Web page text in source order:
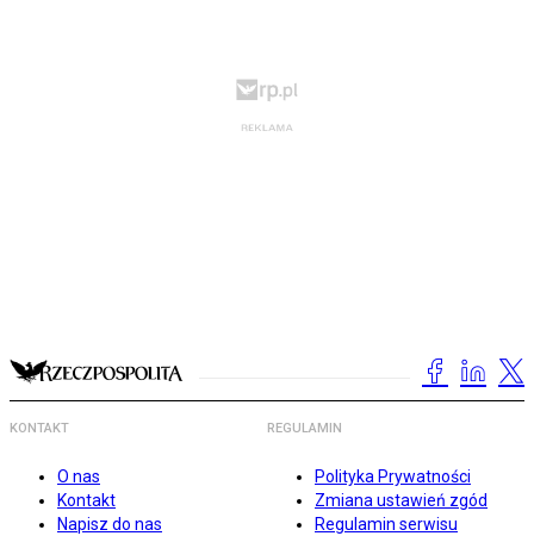
KONTAKT
O nas
Kontakt
Napisz do nas
REGULAMIN
Polityka Prywatności
Zmiana ustawień zgód
Regulamin serwisu